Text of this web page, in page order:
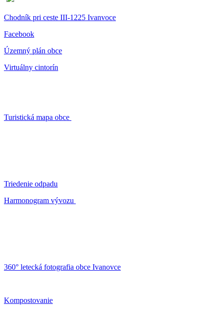
Chodník pri ceste III-1225 Ivanvoce
Facebook
Územný plán obce
Virtuálny cintorín
Turistická mapa obce
Triedenie odpadu
Harmonogram vývozu
360° letecká fotografia obce Ivanovce
Kompostovanie